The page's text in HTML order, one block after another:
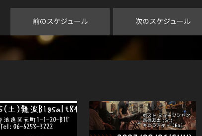
前のスケジュール 次のスケジュール